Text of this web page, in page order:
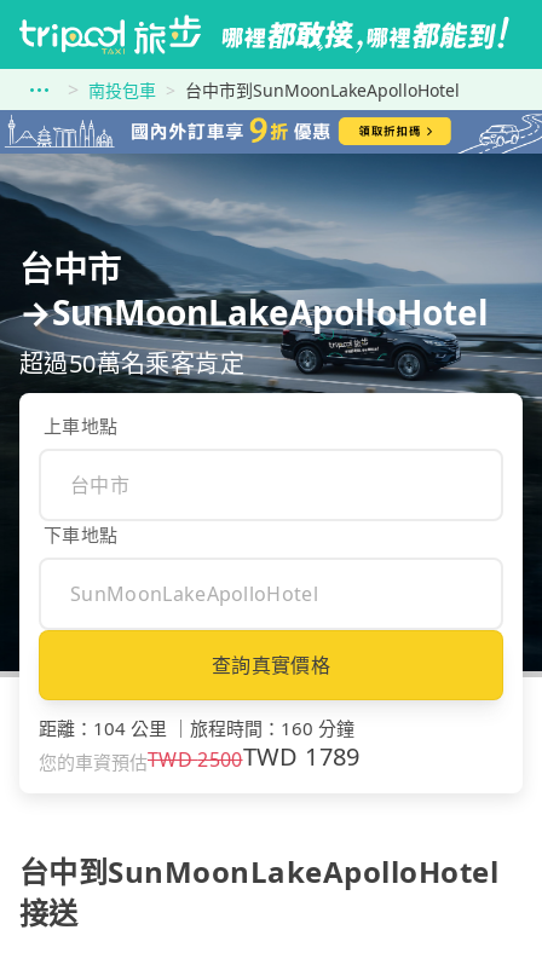
南投包車 台中市到SunMoonLakeApolloHotel
台中市
→SunMoonLakeApolloHotel
超過50萬名乘客肯定
上車地點
下車地點
查詢真實價格
距離 ： 104 公里 旅程時間 ： 160 分鐘
您的車資預估TWD2500TWD 1789
台中到SunMoonLakeApolloHotel
接送